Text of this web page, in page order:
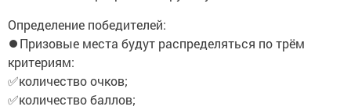
Определение победителей:
⏺Призовые места будут распределяться по трём
критериям:
✅количество очков;
✅количество баллов;